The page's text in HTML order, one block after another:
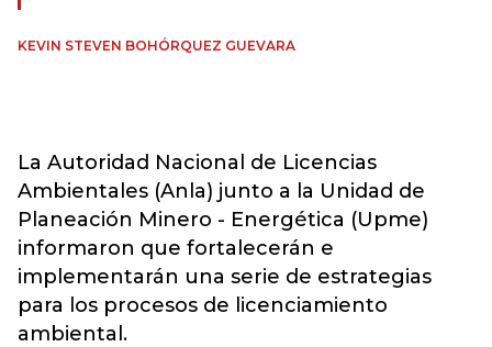
KEVIN STEVEN BOHÓRQUEZ GUEVARA
La Autoridad Nacional de Licencias
Ambientales (Anla) junto a la Unidad de
Planeación Minero - Energética (Upme)
informaron que fortalecerán e
implementarán una serie de estrategias
para los procesos de licenciamiento
ambiental.